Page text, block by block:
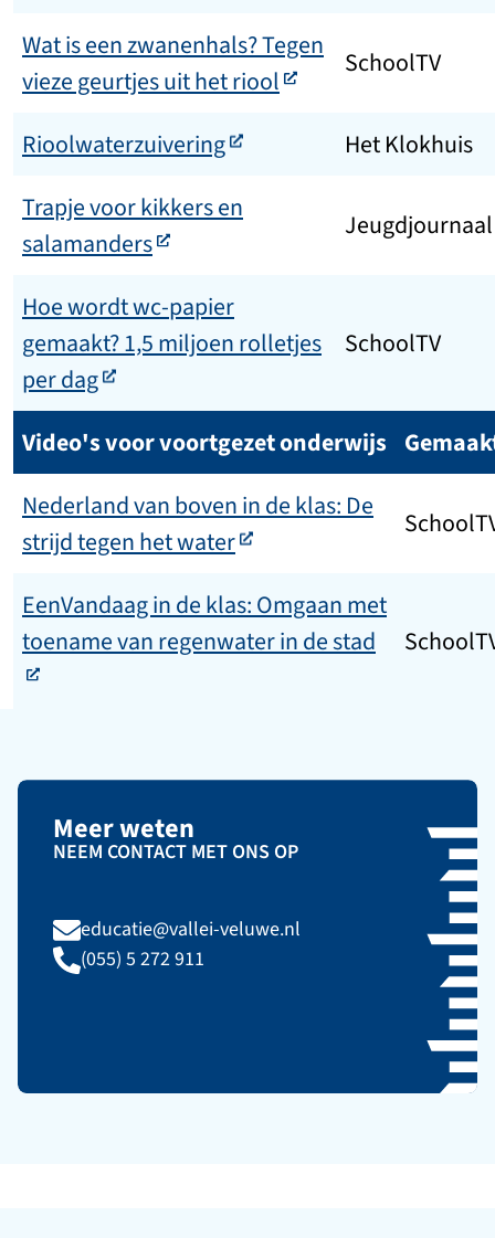
Wat is een zwanenhals? Tegen
vieze geurtjes uit het riool
SchoolTV
Rioolwaterzuivering
Het Klokhuis
Trapje voor kikkers en
salamanders
Jeugdjournaal
Hoe wordt wc-papier
gemaakt? 1,5 miljoen rolletjes
per dag
SchoolTV
Video's voor voortgezet onderwijs
Nederland van boven in de klas: De
strijd tegen het water
EenVandaag in de klas: Omgaan met
toename van regenwater in de stad
Meer weten
NEEM CONTACT MET ONS OP
educatie@vallei-veluwe.nl
(055) 5 272 911